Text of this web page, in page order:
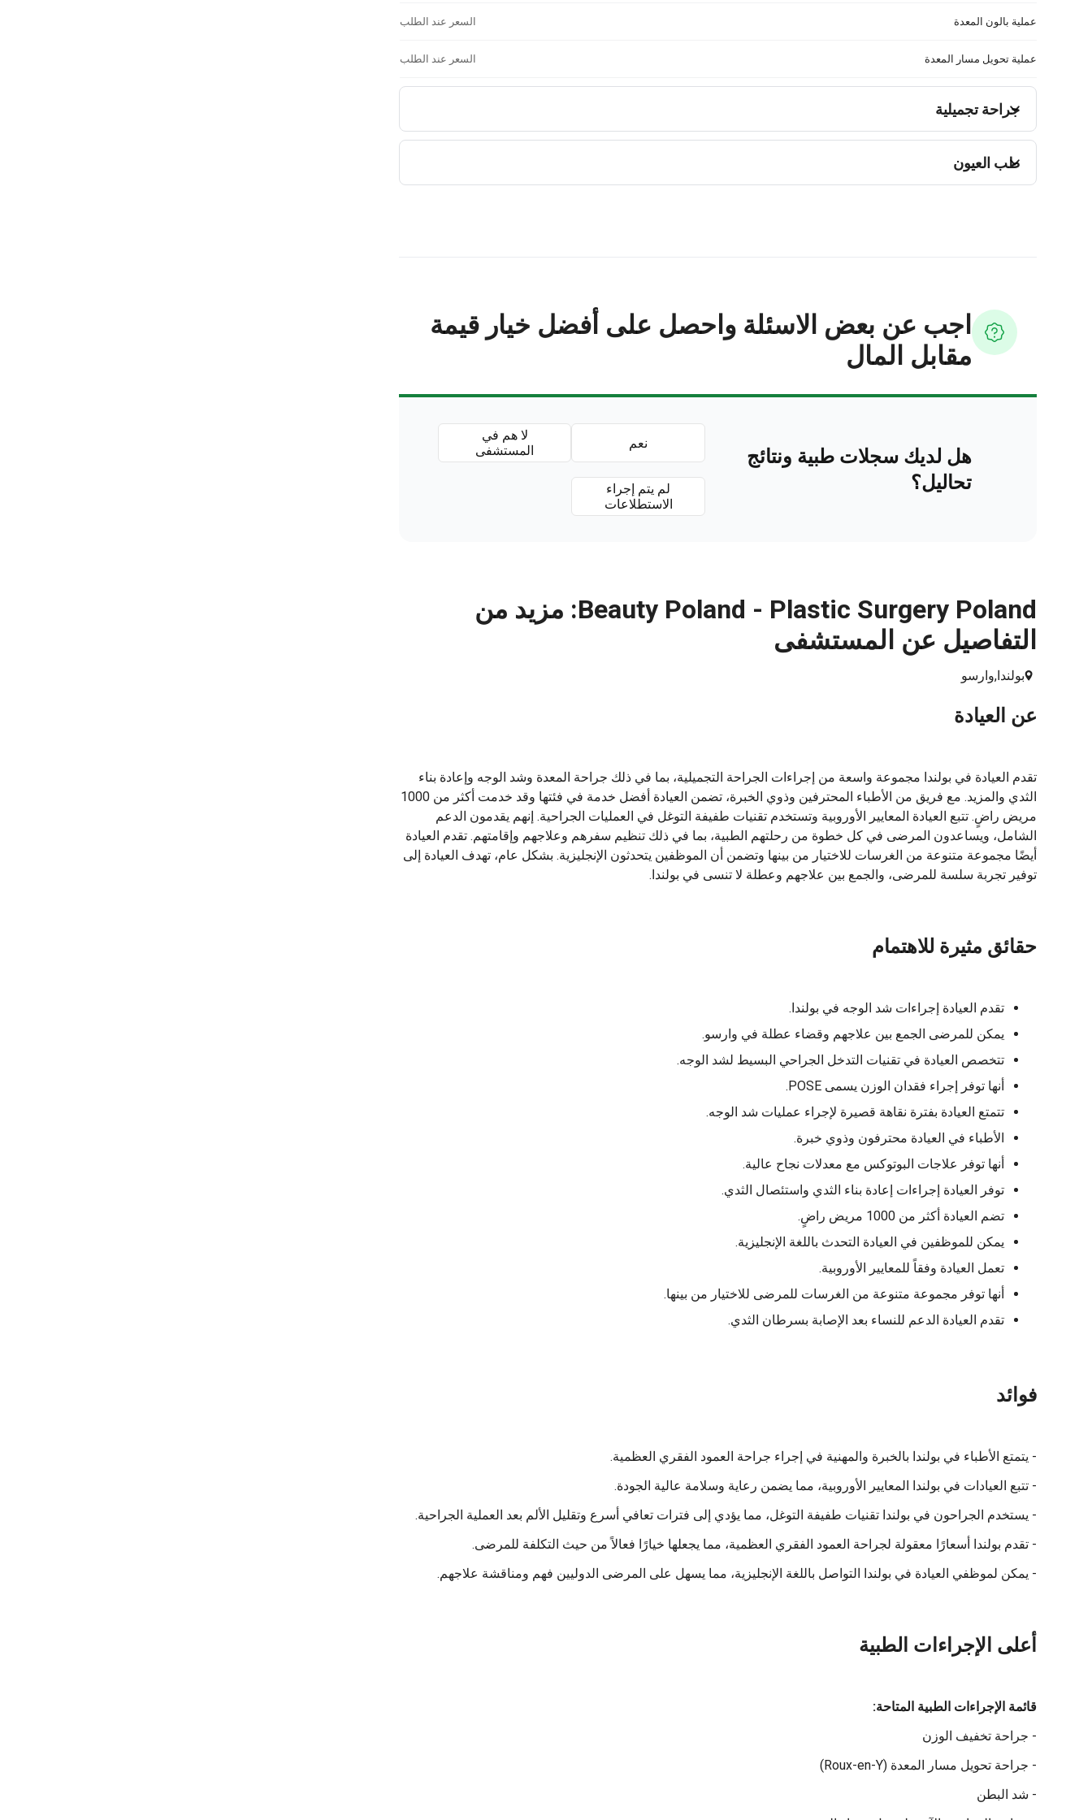
عملية بالون المعدة السعر عند الطلب
عملية تحويل مسار المعدة السعر عند الطلب
جراحة تجميلية
طب العيون
اجب عن بعض الاسئلة واحصل على أفضل خيار قيمة
مقابل المال
هل لديك سجلات طبية ونتائج
تحاليل؟
نعم
لا هم في
المستشفى
لم يتم إجراء
الاستطلاعات
Beauty Poland - Plastic Surgery Poland: مزيد من
التفاصيل عن المستشفى
بولندا,وارسو
عن العيادة
تقدم العيادة في بولندا مجموعة واسعة من إجراءات الجراحة التجميلية، بما في ذلك جراحة المعدة وشد الوجه وإعادة بناء
الثدي والمزيد. مع فريق من الأطباء المحترفين وذوي الخبرة، تضمن العيادة أفضل خدمة في فئتها وقد خدمت أكثر من 1000
مريض راضٍ. تتبع العيادة المعايير الأوروبية وتستخدم تقنيات طفيفة التوغل في العمليات الجراحية. إنهم يقدمون الدعم
الشامل، ويساعدون المرضى في كل خطوة من رحلتهم الطبية، بما في ذلك تنظيم سفرهم وعلاجهم وإقامتهم. تقدم العيادة
أيضًا مجموعة متنوعة من الغرسات للاختيار من بينها وتضمن أن الموظفين يتحدثون الإنجليزية. بشكل عام، تهدف العيادة إلى
توفير تجربة سلسة للمرضى، والجمع بين علاجهم وعطلة لا تنسى في بولندا.
حقائق مثيرة للاهتمام
تقدم العيادة إجراءات شد الوجه في بولندا.
يمكن للمرضى الجمع بين علاجهم وقضاء عطلة في وارسو.
تتخصص العيادة في تقنيات التدخل الجراحي البسيط لشد الوجه.
أنها توفر إجراء فقدان الوزن يسمى POSE.
تتمتع العيادة بفترة نقاهة قصيرة لإجراء عمليات شد الوجه.
الأطباء في العيادة محترفون وذوي خبرة.
أنها توفر علاجات البوتوكس مع معدلات نجاح عالية.
توفر العيادة إجراءات إعادة بناء الثدي واستئصال الثدي.
تضم العيادة أكثر من 1000 مريض راضٍ.
يمكن للموظفين في العيادة التحدث باللغة الإنجليزية.
تعمل العيادة وفقاً للمعايير الأوروبية.
أنها توفر مجموعة متنوعة من الغرسات للمرضى للاختيار من بينها.
تقدم العيادة الدعم للنساء بعد الإصابة بسرطان الثدي.
فوائد
- يتمتع الأطباء في بولندا بالخبرة والمهنية في إجراء جراحة العمود الفقري العظمية.
- تتبع العيادات في بولندا المعايير الأوروبية، مما يضمن رعاية وسلامة عالية الجودة.
- يستخدم الجراحون في بولندا تقنيات طفيفة التوغل، مما يؤدي إلى فترات تعافي أسرع وتقليل الألم بعد العملية الجراحية.
- تقدم بولندا أسعارًا معقولة لجراحة العمود الفقري العظمية، مما يجعلها خيارًا فعالاً من حيث التكلفة للمرضى.
- يمكن لموظفي العيادة في بولندا التواصل باللغة الإنجليزية، مما يسهل على المرضى الدوليين فهم ومناقشة علاجهم.
أعلى الإجراءات الطبية
قائمة الإجراءات الطبية المتاحة:
- جراحة تخفيف الوزن
- جراحة تحويل مسار المعدة (Roux-en-Y)
- شد البطن